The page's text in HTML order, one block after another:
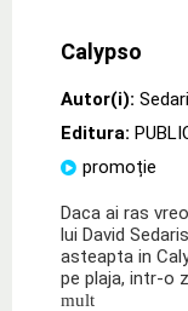
Calypso
Autor(i):
Editura:
promoție
Daca ai ras
lui David
asteapta in
pe plaja, intr-o
mult